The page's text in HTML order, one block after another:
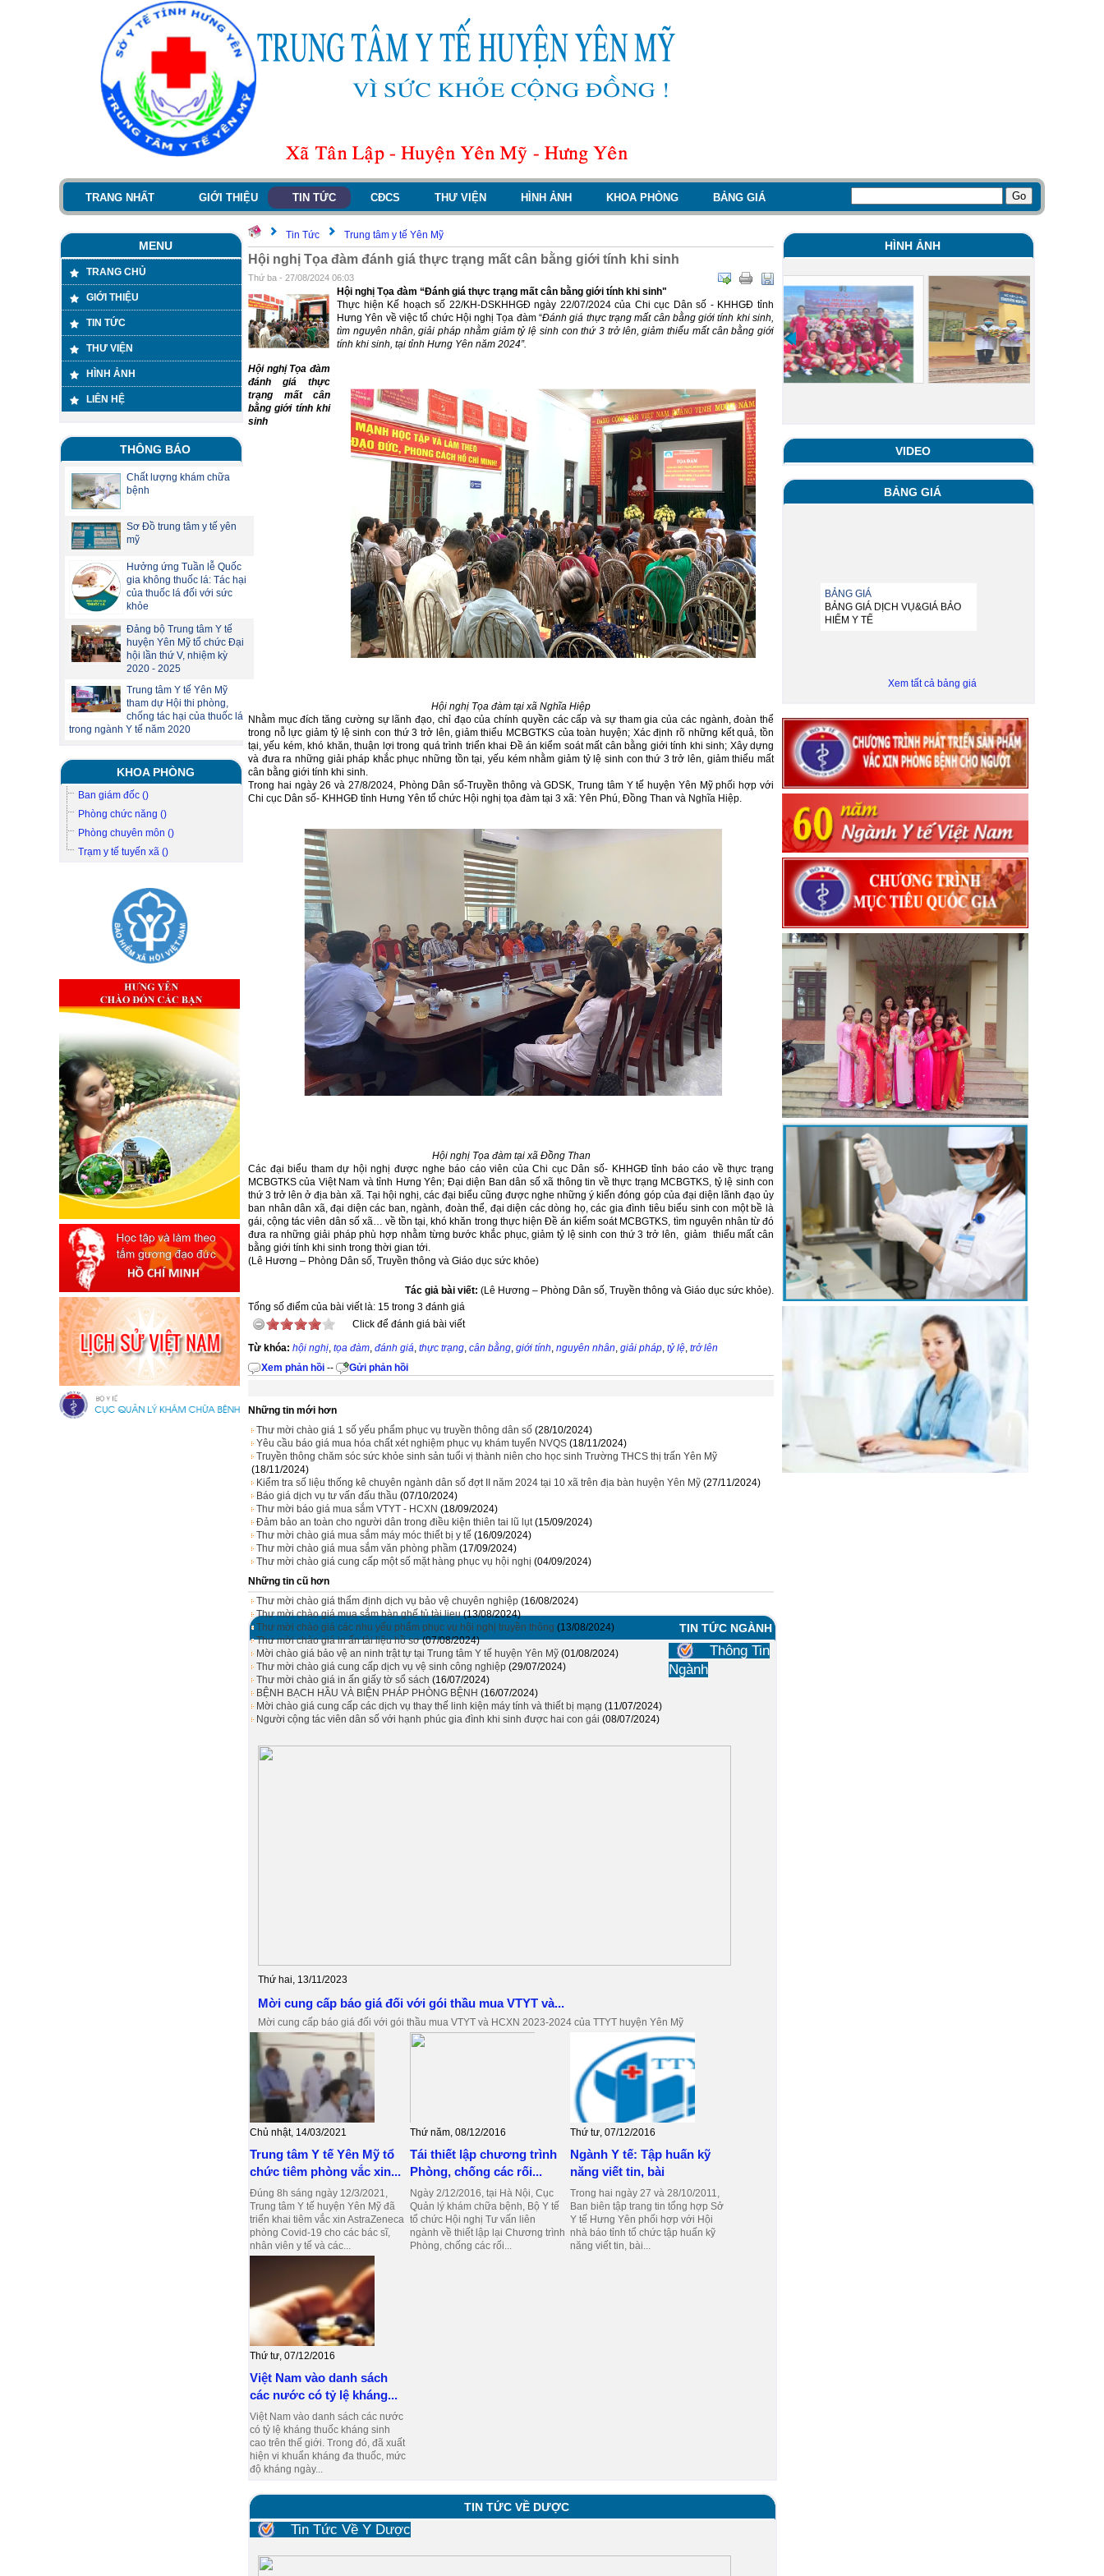
TRANG NHẤT GIỚI THIỆU TIN TỨC CĐCS THƯ VIỆN HÌNH ẢNH KHOA PHÒNG BẢNG GIÁ
MENU
TRANG CHỦ
GIỚI THIỆU
TIN TỨC
THƯ VIỆN
HÌNH ẢNH
LIÊN HỆ
THÔNG BÁO
Chất lượng khám chữa
bệnh
Sơ Đồ trung tâm y tế yên
mỹ
Hưởng ứng Tuần lễ Quốc
gia không thuốc lá: Tác hại
của thuốc lá đối với sức
khỏe
Đảng bộ Trung tâm Y tế
huyện Yên Mỹ tổ chức Đại
hội lần thứ V, nhiệm kỳ
2020 - 2025
Trung tâm Y tế Yên Mỹ
tham dự Hội thi phòng,
chống tác hại của thuốc lá
trong ngành Y tế năm 2020
KHOA PHÒNG
Ban giám đốc ()
Phòng chức năng ()
Phòng chuyên môn ()
Trạm y tế tuyến xã ()
Tin Tức Trung tâm y tế Yên Mỹ
Hội nghị Tọa đàm đánh giá thực trạng mất cân bằng giới tính khi sinh
Thứ ba - 27/08/2024 06:03
Hội nghị Tọa đàm
đánh giá thực
trạng mất cân
bằng giới tính khi
sinh
Hội nghị Tọa đàm “Đánh giá thực trạng mất cân bằng giới tính khi sinh"
Thực hiện Kế hoạch số 22/KH-DSKHHGĐ ngày 22/07/2024 của Chi cục Dân số - KHHGĐ tỉnh
Hưng Yên về việc tổ chức Hội nghị Tọa đàm “Đánh giá thực trạng mất cân bằng giới tính khi sinh,
tìm nguyên nhân, giải pháp nhằm giảm tỷ lệ sinh con thứ 3 trở lên, giảm thiểu mất cân bằng giới
tính khi sinh, tại tỉnh Hưng Yên năm 2024”.
Hội nghị Tọa đàm tại xã Nghĩa Hiệp
Nhằm mục đích tăng cường sự lãnh đạo, chỉ đạo của chính quyền các cấp và sự tham gia của các ngành, đoàn thể
trong nỗ lực giảm tỷ lệ sinh con thứ 3 trở lên, giảm thiểu MCBGTKS của toàn huyện; Xác định rõ những kết quả, tồn
tại, yếu kém, khó khăn, thuận lợi trong quá trình triển khai Đề án kiểm soát mất cân bằng giới tính khi sinh; Xây dựng
và đưa ra những giải pháp khắc phục những tồn tại, yếu kém nhằm giảm tỷ lệ sinh con thứ 3 trở lên, giảm thiểu mất
cân bằng giới tính khi sinh.
Trong hai ngày 26 và 27/8/2024, Phòng Dân số-Truyền thông và GDSK, Trung tâm Y tế huyện Yên Mỹ phối hợp với
Chi cục Dân số- KHHGĐ tỉnh Hưng Yên tổ chức Hội nghị tọa đàm tại 3 xã: Yên Phú, Đồng Than và Nghĩa Hiệp.
Hội nghị Tọa đàm tại xã Đồng Than
Các đại biểu tham dự hội nghị được nghe báo cáo viên của Chi cục Dân số- KHHGĐ tỉnh báo cáo về thực trạng
MCBGTKS của Việt Nam và tỉnh Hưng Yên; Đại diện Ban dân số xã thông tin về thực trạng MCBGTKS, tỷ lệ sinh con
thứ 3 trở lên ở địa bàn xã. Tại hội nghị, các đại biểu cũng được nghe những ý kiến đóng góp của đại diện lãnh đạo ủy
ban nhân dân xã, đại diện các ban, ngành, đoàn thể, đại diện các dòng họ, các gia đình tiêu biểu sinh con một bề là
gái, cộng tác viên dân số xã… về tồn tại, khó khăn trong thực hiện Đề án kiểm soát MCBGTKS, tìm nguyên nhân từ đó
đưa ra những giải pháp phù hợp nhằm từng bước khắc phục, giảm tỷ lệ sinh con thứ 3 trở lên, giảm thiểu mất cân
bằng giới tính khi sinh trong thời gian tới.
(Lê Hương – Phòng Dân số, Truyền thông và Giáo dục sức khỏe)
Tác giả bài viết: (Lê Hương – Phòng Dân số, Truyền thông và Giáo dục sức khỏe).
Tổng số điểm của bài viết là: 15 trong 3 đánh giá
Click để đánh giá bài viết
Từ khóa: hội nghị, tọa đàm, đánh giá, thực trạng, cân bằng, giới tính, nguyên nhân, giải pháp, tỷ lệ, trở lên
Xem phản hồi -- Gửi phản hồi
Những tin mới hơn
Thư mời chào giá 1 số yếu phẩm phục vụ truyền thông dân số (28/10/2024)
Yêu cầu báo giá mua hóa chất xét nghiệm phục vụ khám tuyển NVQS (18/11/2024)
Truyền thông chăm sóc sức khỏe sinh sản tuổi vị thành niên cho học sinh Trường THCS thị trấn Yên Mỹ
(18/11/2024)
Kiểm tra số liệu thống kê chuyên ngành dân số đợt II năm 2024 tại 10 xã trên địa bàn huyện Yên Mỹ (27/11/2024)
Báo giá dịch vụ tư vấn đấu thầu (07/10/2024)
Thư mời báo giá mua sắm VTYT - HCXN (18/09/2024)
Đảm bảo an toàn cho người dân trong điều kiện thiên tai lũ lụt (15/09/2024)
Thư mời chào giá mua sắm máy móc thiết bị y tế (16/09/2024)
Thư mời chào giá mua sắm văn phòng phầm (17/09/2024)
Thư mời chào giá cung cấp một số mặt hàng phục vụ hội nghị (04/09/2024)
Những tin cũ hơn
Thư mời chào giá thẩm định dịch vụ bảo vệ chuyên nghiệp (16/08/2024)
Thư mời chào giá mua sắm bàn ghế tủ tài liẹu (13/08/2024)
Thư mời chào giá các nhu yếu phẩm phục vụ hội nghị truyền thông (13/08/2024)
Thư mời chào giá in ấn tài liệu hồ sơ (07/08/2024)
Mời chào giá bảo vệ an ninh trật tự tại Trung tâm Y tế huyện Yên Mỹ (01/08/2024)
Thư mời chào giá cung cấp dịch vụ vệ sinh công nghiệp (29/07/2024)
Thư mời chào giá in ấn giấy tờ sổ sách (16/07/2024)
BỆNH BẠCH HẦU VÀ BIỆN PHÁP PHÒNG BỆNH (16/07/2024)
Mời chào giá cung cấp các dịch vụ thay thế linh kiện máy tính và thiết bị mạng (11/07/2024)
Người cộng tác viên dân số với hạnh phúc gia đình khi sinh được hai con gái (08/07/2024)
TIN TỨC NGÀNH
Thông Tin
Ngành
Thứ hai, 13/11/2023
Mời cung cấp báo giá đối với gói thầu mua VTYT và...
Mời cung cấp báo giá đối với gói thầu mua VTYT và HCXN 2023-2024 của TTYT huyện Yên Mỹ
Chủ nhật, 14/03/2021
Trung tâm Y tế Yên Mỹ tổ
chức tiêm phòng vắc xin...
Đúng 8h sáng ngày 12/3/2021,
Trung tâm Y tế huyện Yên Mỹ đã
triển khai tiêm vắc xin AstraZeneca
phòng Covid-19 cho các bác sĩ,
nhân viên y tế và các...
Thứ năm, 08/12/2016
Tái thiết lập chương trình
Phòng, chống các rối...
Ngày 2/12/2016, tại Hà Nội, Cục
Quản lý khám chữa bệnh, Bộ Y tế
tổ chức Hội nghị Tư vấn liên
ngành về thiết lập lại Chương trình
Phòng, chống các rối...
Thứ tư, 07/12/2016
Ngành Y tế: Tập huấn kỹ
năng viết tin, bài
Trong hai ngày 27 và 28/10/2011,
Ban biên tập trang tin tổng hợp Sở
Y tế Hưng Yên phối hợp với Hội
nhà báo tỉnh tổ chức tập huấn kỹ
năng viết tin, bài...
Thứ tư, 07/12/2016
Việt Nam vào danh sách
các nước có tỷ lệ kháng...
Việt Nam vào danh sách các nước
có tỷ lệ kháng thuốc kháng sinh
cao trên thế giới. Trong đó, đã xuất
hiện vi khuẩn kháng đa thuốc, mức
độ kháng ngày...
TIN TỨC VỀ DƯỢC
Tin Tức Về Y Dược
HÌNH ẢNH
VIDEO
BẢNG GIÁ
BẢNG GIÁ
Xem tất cả bảng giá